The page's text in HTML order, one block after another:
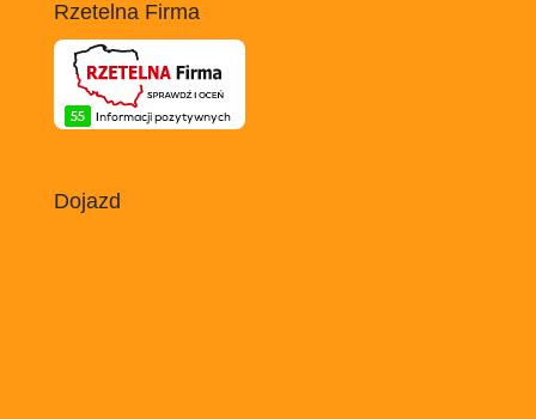
Rzetelna Firma
Dojazd